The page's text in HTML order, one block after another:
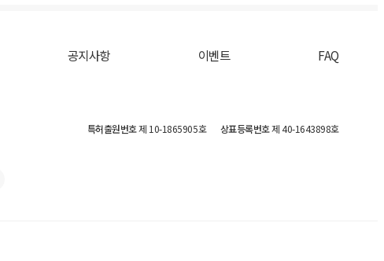
공지사항 이벤트 FAQ
특허출원번호제 10-1865905호 상표등록번호제 40-1643898호